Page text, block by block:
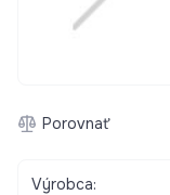
Porovnať
Výrobca: